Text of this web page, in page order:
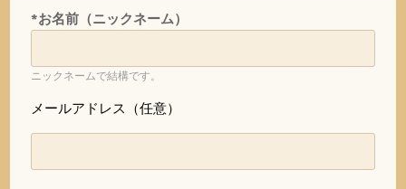
*お名前（ニックネーム）
ニックネームで結構です。
メールアドレス（任意）